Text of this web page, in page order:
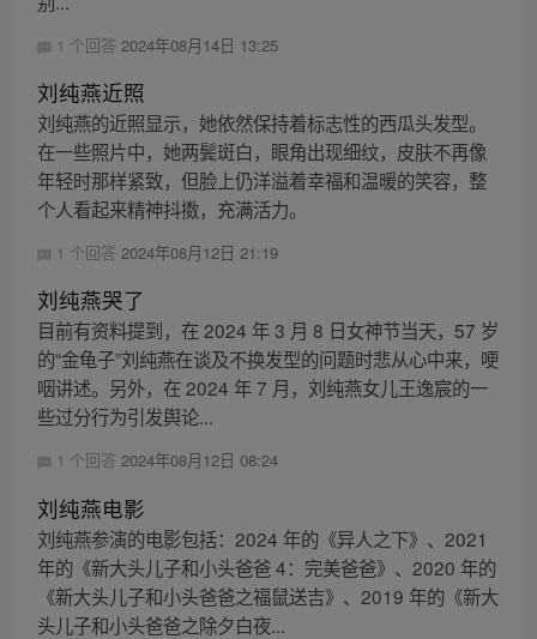
1 个回答 2024年08月14日 13:25
刘纯燕近照
刘纯燕的近照显示，她依然保持着标志性的西瓜头发型。
在一些照片中，她两鬓斑白，眼角出现细纹，皮肤不再像
年轻时那样紧致，但脸上仍洋溢着幸福和温暖的笑容，整
个人看起来精神抖擞，充满活力。
1 个回答 2024年08月12日 21:19
刘纯燕哭了
目前有资料提到，在 2024 年 3 月 8 日女神节当天，57 岁
的“金龟子”刘纯燕在谈及不换发型的问题时悲从心中来，哽
咽讲述。另外，在 2024 年 7 月，刘纯燕女儿王逸宸的一
些过分行为引发舆论...
1 个回答 2024年08月12日 08:24
刘纯燕电影
刘纯燕参演的电影包括：2024 年的《异人之下》、2021
年的《新大头儿子和小头爸爸 4：完美爸爸》、2020 年的
《新大头儿子和小头爸爸之福鼠送吉》、2019 年的《新大
头儿子和小头爸爸之除夕白夜...